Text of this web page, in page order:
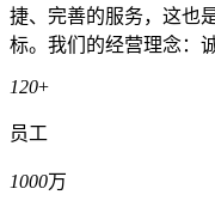
捷、完善的服务，这也
标。我们的经营理念：
120+
员工
1000万